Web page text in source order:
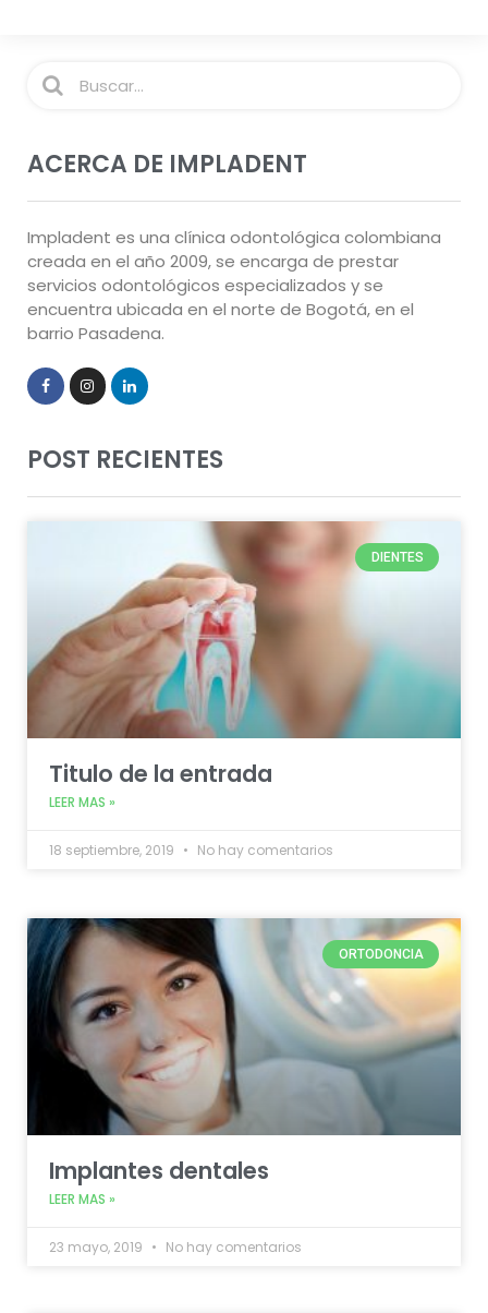
ACERCA DE IMPLADENT
Impladent es una clínica odontológica colombiana
creada en el año 2009, se encarga de prestar
servicios odontológicos especializados y se
encuentra ubicada en el norte de Bogotá, en el
barrio Pasadena.
POST RECIENTES
DIENTES
Titulo de la entrada
LEER MAS »
18 septiembre, 2019 No hay comentarios
ORTODONCIA
Implantes dentales
LEER MAS »
23 mayo, 2019 No hay comentarios